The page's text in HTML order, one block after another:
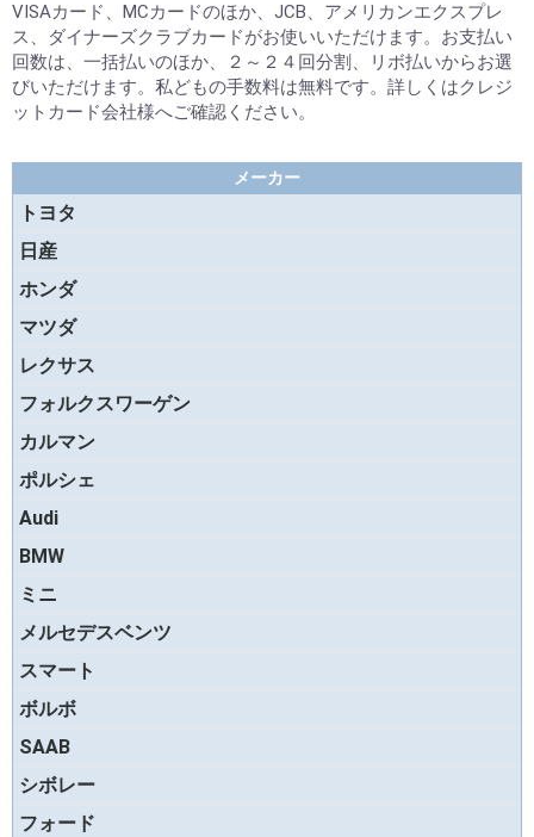
VISAカード、MCカードのほか、JCB、アメリカンエクスプレ
ス、ダイナーズクラブカードがお使いいただけます。お支払い
回数は、一括払いのほか、２～２４回分割、リボ払いからお選
びいただけます。私どもの手数料は無料です。詳しくはクレジ
ットカード会社様へご確認ください。
メーカー
トヨタ
日産
ホンダ
マツダ
レクサス
フォルクスワーゲン
カルマン
ポルシェ
Audi
BMW
ミニ
メルセデスベンツ
スマート
ボルボ
SAAB
シボレー
フォード